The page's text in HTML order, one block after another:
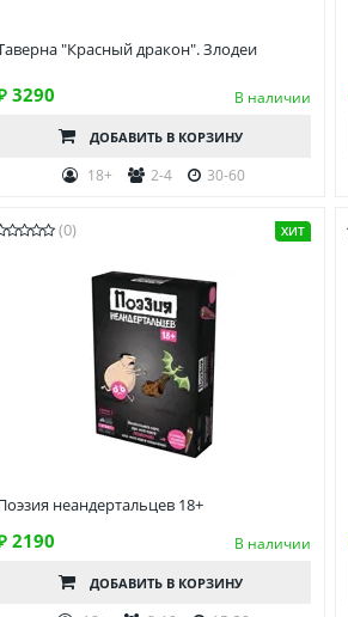
"Красный дракон". Злодеи
3290 В наличии
ДОБАВИТЬ В КОРЗИНУ
18+ 2-4 30-60
(0) ХИТ
неандертальцев 18+
2190 В наличии
ДОБАВИТЬ В КОРЗИНУ